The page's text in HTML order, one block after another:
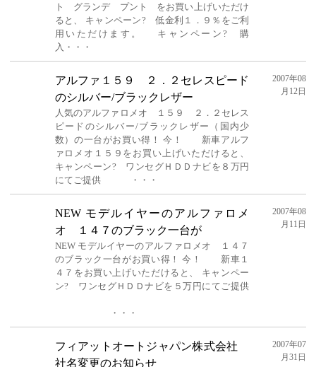
ト グランデ プント をお買い上げいただけ
ると、 キャンペーン? 低金利１．９％をご利
用いただけます。 キャンペーン? 購
入・・・
アルファ１５９ ２．２セレスピード
のシルバー/ブラックレザー
人気のアルファロメオ １５９ ２．２セレス
ピードのシルバー/ブラックレザー（国内少
数）の一台がお買い得！ 今！ 新車アルフ
ァロメオ１５９をお買い上げいただけると、
キャンペーン? ワンセグＨＤＤナビを８万円
にてご提供 ・・・
2007年08
月12日
NEW モデルイヤーのアルファロメ
オ １４７のブラック一台が
NEW モデルイヤーのアルファロメオ １４７
のブラック一台がお買い得！ 今！ 新車１
４７をお買い上げいただけると、 キャンペー
ン? ワンセグＨＤＤナビを５万円にてご提供
・・・
2007年08
月11日
フィアットオートジャパン株式会社
社名変更のお知らせ
2007年07
月31日